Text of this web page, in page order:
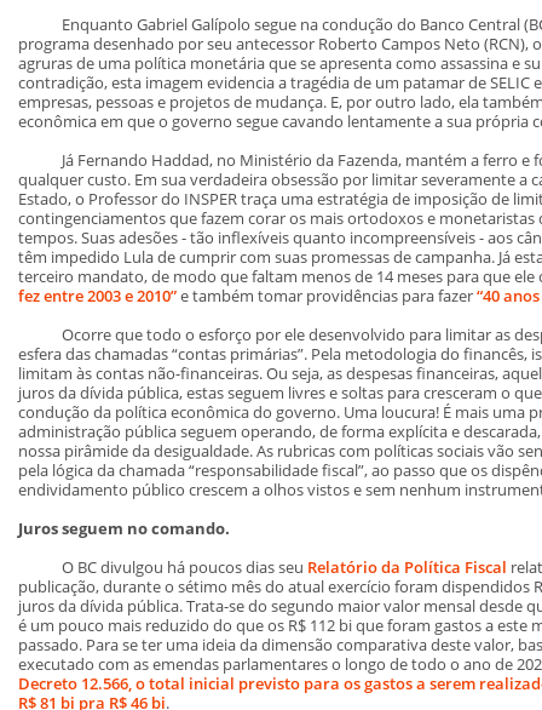
Enquanto Gabriel Galípolo segue na condução do Banco Central
programa desenhado por seu antecessor Roberto Campos Neto (RCN),
agruras de uma política monetária que se apresenta como assassina e
contradição, esta imagem evidencia a tragédia de um patamar de SELIC
empresas, pessoas e projetos de mudança. E, por outro lado, ela
econômica em que o governo segue cavando lentamente a sua própria
Já Fernando Haddad, no Ministério da Fazenda, mantém a ferro e
qualquer custo. Em sua verdadeira obsessão por limitar severamente a
Estado, o Professor do INSPER traça uma estratégia de imposição de
contingenciamentos que fazem corar os mais ortodoxos e monetaristas
tempos. Suas adesões - tão inflexíveis quanto incompreensíveis - aos
têm impedido Lula de cumprir com suas promessas de campanha. Já
terceiro mandato, de modo que faltam menos de 14 meses para que ele
fez entre 2003 e 2010”e também tomar providências para fazer“40
Ocorre que todo o esforço por ele desenvolvido para limitar as
esfera das chamadas “contas primárias”. Pela metodologia do financês,
limitam às contas não-financeiras. Ou seja, as despesas financeiras,
juros da dívida pública, estas seguem livres e soltas para cresceram o
condução da política econômica do governo. Uma loucura! É mais uma
administração pública seguem operando, de forma explícita e
nossa pirâmide da desigualdade. As rubricas com políticas sociais vão
pela lógica da chamada “responsabilidade fiscal”, ao passo que os
endividamento público crescem a olhos vistos e sem nenhum
Juros seguem no comando.
O BC divulgou há poucos dias seu Relatório da Política Fiscal
publicação, durante o sétimo mês do atual exercício foram dispendidos
juros da dívida pública. Trata-se do segundo maior valor mensal desde
é um pouco mais reduzido do que os R$ 112 bi que foram gastos a
passado. Para se ter uma ideia da dimensão comparativa deste valor,
executado com as emendas parlamentares o longo de todo o ano de
Decreto 12.566, o total inicial previsto para os gastos a serem
R$ 81 bi pra R$ 46 bi.